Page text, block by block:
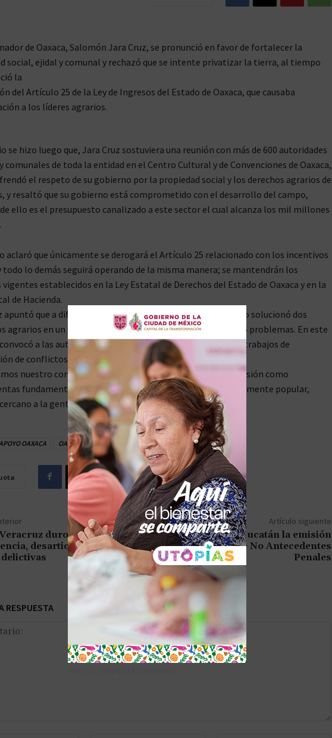
de Oaxaca, Salomón Jara Cruz, se pronunció en favor de fortalecer la
social, ejidal y comunal y rechazó que se intente privatizar la tierra, al tiempo
la
del Artículo 25 de la Ley de Ingresos del Estado de Oaxaca, que causaba
a los líderes agrarios.
se hizo luego que, Jara Cruz sostuviera una reunión con más de 600 autoridades
comunales de toda la entidad en el Centro Cultural y de Convenciones de Oaxaca,
el respeto de su gobierno por la propiedad social y los derechos agrarios de
y resaltó que su gobierno está comprometido con el desarrollo del campo,
ello es el presupuesto canalizado a este sector el cual alcanza los mil millones
aclaró que únicamente se derogará el Artículo 25 relacionado con los incentivos
todo lo demás seguirá operando de la misma manera; se mantendrán los
vigentes establecidos en la Ley Estatal de Derechos del Estado de Oaxaca y en la
de Hacienda.
apuntó que a diferencia de la administración pasada que solo solucionó dos
agrarios en un sexenio, su gobierno en 14 meses resolvió 16 problemas. En este
a las autoridades federales agrarias a sumarse a los trabajos de
de conflictos.
nuestro compromiso y voluntad con el diálogo y la inclusión como
fundamentales para dar forma a un gobierno verdaderamente popular,
a la gente y a nuestras comunidades”.
APOYO OAXACA OAXACA OAXACA DESARROLLO SALOMÓN JARA CRUZ
duro golpe a la
desarticula seis
Artículo siguiente
Automatizan en Yucatán la emisión
del certificado de No Antecedentes
Penales
RESPUESTA